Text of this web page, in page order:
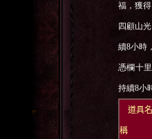
福，獲
四顧山
續8小時
憑欄十
持續8小
道具名